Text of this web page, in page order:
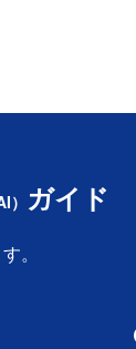
ガイド
。